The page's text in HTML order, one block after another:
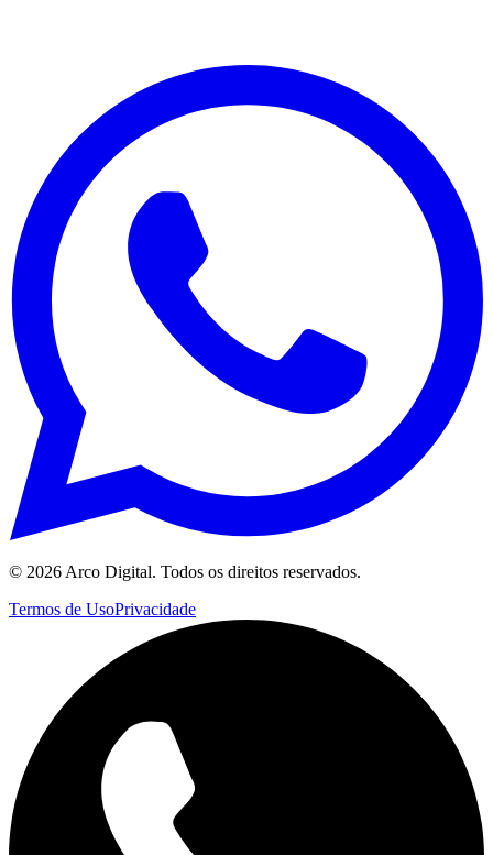
© 2026 Arco Digital. Todos os direitos reservados.
Termos de UsoPrivacidade